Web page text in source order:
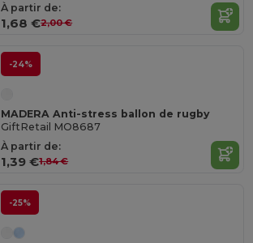
À partir de:
1,68 €2,00 €
-24%
MADERA Anti-stress ballon de rugby
GiftRetail MO8687
À partir de:
1,39 €1,84 €
-25%